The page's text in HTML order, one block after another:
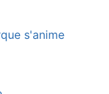
s'anime